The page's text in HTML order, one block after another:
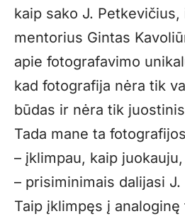
kaip sako J.
mentorius Gintas
apie fotografavimo
kad fotografija nėra tik
būdas ir nėra tik
Tada mane ta
– įklimpau, kaip
– prisiminimais dalijasi
Taip įklimpęs į